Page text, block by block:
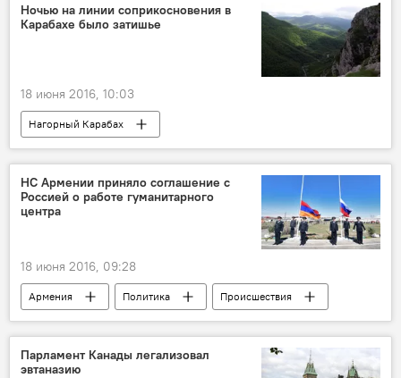
Ночью на линии соприкосновения в
Карабахе было затишье
18 июня 2016, 10:03
Нагорный Карабах
НС Армении приняло соглашение с
Россией о работе гуманитарного
центра
18 июня 2016, 09:28
Армения Политика Происшествия
Парламент Канады легализовал
эвтаназию